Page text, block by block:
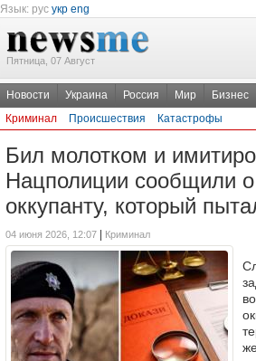
Язык: рус укр eng
Пятница, 07 Август
Новости Украина Россия Мир Бизнес
Криминал
Происшествия Катастрофы
Бил молотком и
Нацполиции сообщили
оккупанту, который
04 июня 2026, 12:07 Криминал